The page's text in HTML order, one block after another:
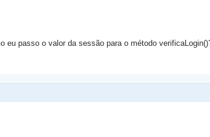
eu passo o valor da sessão para o método